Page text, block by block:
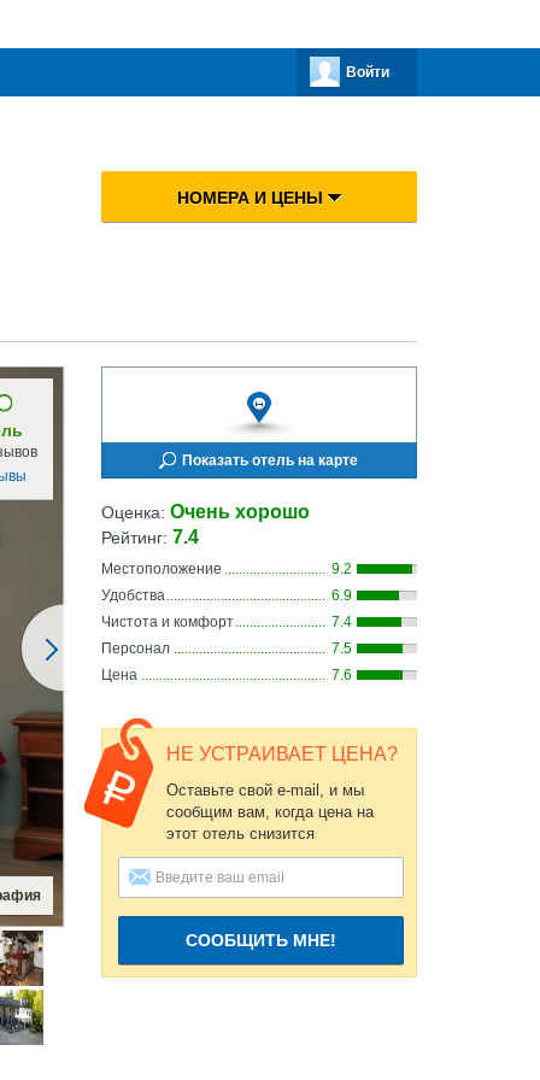
Войти
НОМЕРА И ЦЕНЫ
Показать отель на карте
Оценка: Очень хорошо
Рейтинг: 7.4
Местоположение
9.2
Удобства
6.9
Чистота и комфорт
7.4
Персонал
7.5
Цена
7.6
НЕ УСТРАИВАЕТ ЦЕНА?
Оставьте свой e-mail, и мы
сообщим вам, когда цена на
этот отель снизится
СООБЩИТЬ МНЕ!